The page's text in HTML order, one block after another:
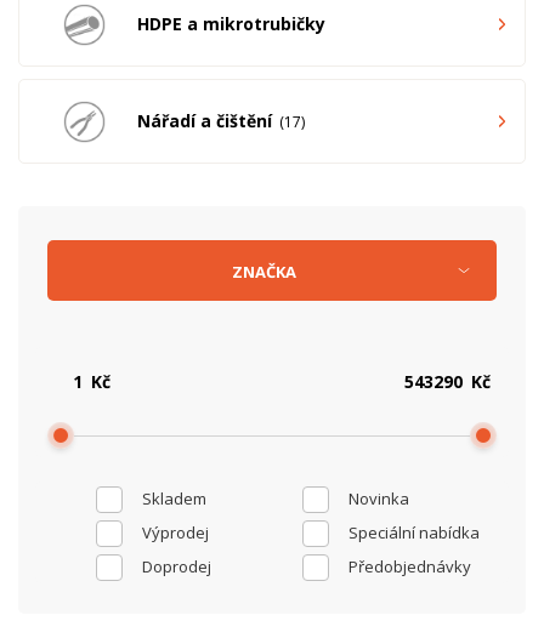
HDPE a mikrotrubičky
Nářadí a čištění 17
Skladem
Novinka
Výprodej
Speciální nabídka
Doprodej
Předobjednávky
Kč Kč
ZNAČKA